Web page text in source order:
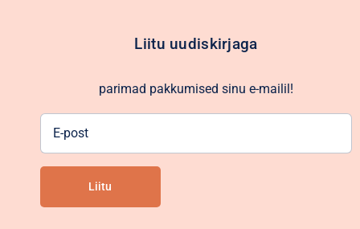
Liitu uudiskirjaga
parimad pakkumised sinu e-mailil!
Liitu